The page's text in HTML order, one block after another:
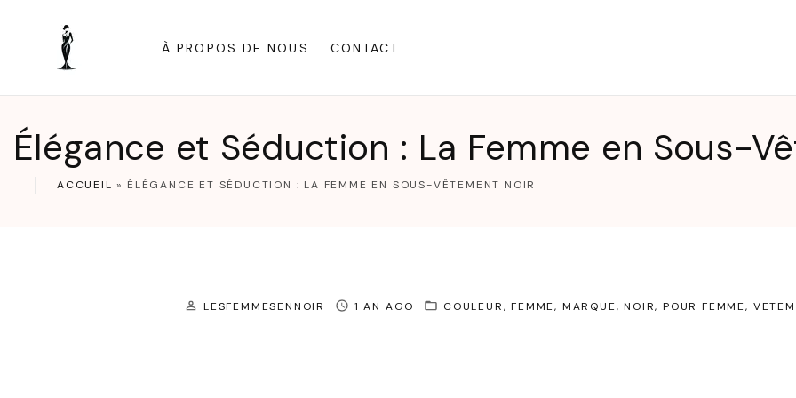
À PROPOS DE NOUS CONTACT
Élégance et Séduction : La Femme en Sous-
ACCUEIL » ÉLÉGANCE ET SÉDUCTION : LA FEMME EN SOUS-VÊTEMENT NOIR
LESFEMMESENNOIR 1 AN AGO COULEUR FEMME MARQUE NOIR POUR FEMME